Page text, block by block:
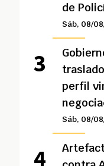
de
Sáb, 08/
perfil
Sáb, 08/